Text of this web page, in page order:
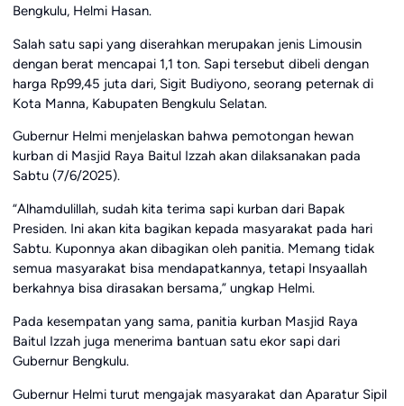
Bengkulu, Helmi Hasan.
Salah satu sapi yang diserahkan merupakan jenis Limousin
dengan berat mencapai 1,1 ton. Sapi tersebut dibeli dengan
harga Rp99,45 juta dari, Sigit Budiyono, seorang peternak di
Kota Manna, Kabupaten Bengkulu Selatan.
Gubernur Helmi menjelaskan bahwa pemotongan hewan
kurban di Masjid Raya Baitul Izzah akan dilaksanakan pada
Sabtu (7/6/2025).
“Alhamdulillah, sudah kita terima sapi kurban dari Bapak
Presiden. Ini akan kita bagikan kepada masyarakat pada hari
Sabtu. Kuponnya akan dibagikan oleh panitia. Memang tidak
semua masyarakat bisa mendapatkannya, tetapi Insyaallah
berkahnya bisa dirasakan bersama,” ungkap Helmi.
Pada kesempatan yang sama, panitia kurban Masjid Raya
Baitul Izzah juga menerima bantuan satu ekor sapi dari
Gubernur Bengkulu.
Gubernur Helmi turut mengajak masyarakat dan Aparatur Sipil